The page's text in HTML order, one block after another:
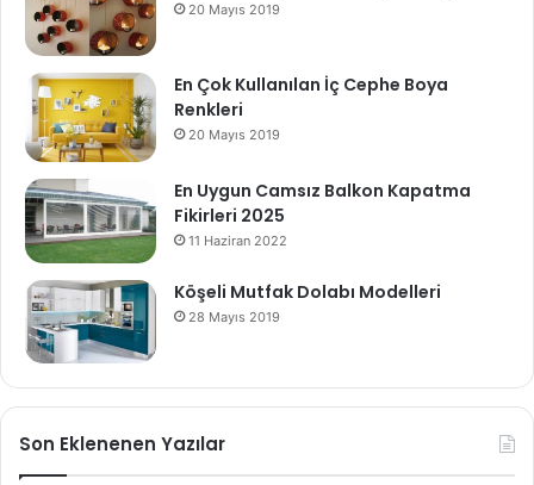
20 Mayıs 2019
En Çok Kullanılan İç Cephe Boya
Renkleri
20 Mayıs 2019
En Uygun Camsız Balkon Kapatma
Fikirleri 2025
11 Haziran 2022
Köşeli Mutfak Dolabı Modelleri
28 Mayıs 2019
Son Eklenenen Yazılar